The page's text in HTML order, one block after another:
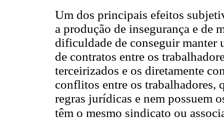
Um dos principais efeitos
a produção de insegurança e de
dificuldade de conseguir manter
de contratos entre os
terceirizados e os diretamente
conflitos entre os trabalhadores,
regras jurídicas e nem possuem
têm o mesmo sindicato ou